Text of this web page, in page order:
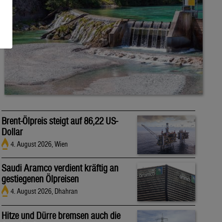
Brent-Ölpreis steigt auf 86,22 US-
Dollar
4. August 2026, Wien
Saudi Aramco verdient kräftig an
gestiegenen Ölpreisen
4. August 2026, Dhahran
Hitze und Dürre bremsen auch die